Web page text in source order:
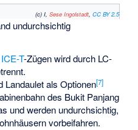
(c) I, Sese Ingolstadt, CC BY 2.5
undurchsichtig
ICE-T-Zügen wird durch LC-
Landaulet als Optionen[7]
des Bukit Panjang
und werden undurchsichtig,
vorbeifahren.